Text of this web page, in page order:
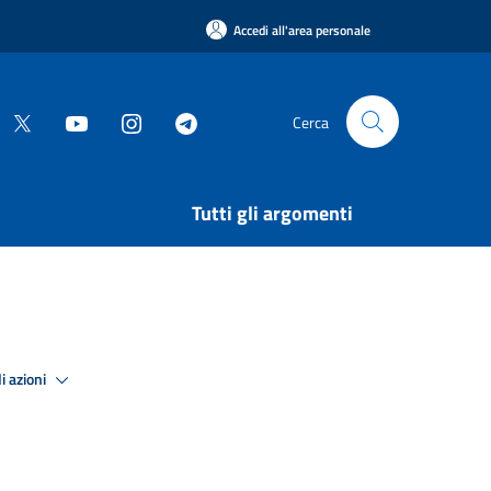
Accedi all'area personale
Cerca
Tutti gli argomenti
azioni